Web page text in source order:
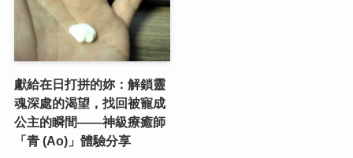
獻給在日打拼的妳：解鎖靈
魂深處的渴望，找回被寵成
公主的瞬間——神級療癒師
「青 (Ao)」體驗分享